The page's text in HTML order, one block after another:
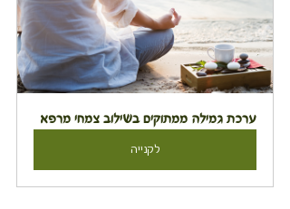
ערכת גמילה ממתוקים בשילוב צמחי מרפא
לקנייה